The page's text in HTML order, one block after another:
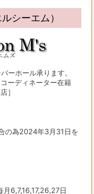
シーエム）
ーホール承ります。
ーディネーター在籍
］
の為2024年3月31日を
6,7,16,17,26,27日